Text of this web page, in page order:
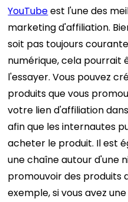
YouTubeest l'une des
marketing d'affiliation.
soit pas toujours
numérique, cela pourrait
l'essayer. Vous pouvez
produits que vous
votre lien d'affiliation
afin que les internautes
acheter le produit. Il est
une chaîne autour d'une
promouvoir des produits
exemple, si vous avez